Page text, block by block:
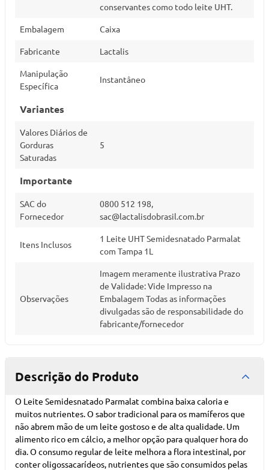
conservantes como todo leite UHT.
Embalagem Caixa
Fabricante Lactalis
Manipulação
Específica
Instantâneo
Variantes
Valores Diários de
Gorduras
Saturadas
5
Importante
SAC do
Fornecedor
0800 512 198,
sac@lactalisdobrasil.com.br
Itens Inclusos
1 Leite UHT Semidesnatado Parmalat
com Tampa 1L
Observações
Imagem meramente ilustrativa Prazo
de Validade: Vide Impresso na
Embalagem Todas as informações
divulgadas são de responsabilidade do
fabricante/fornecedor
Descrição do Produto
O Leite Semidesnatado Parmalat combina baixa caloria e
muitos nutrientes. O sabor tradicional para os mamíferos que
não abrem mão de um leite gostoso e de alta qualidade. Um
alimento rico em cálcio, a melhor opção para qualquer hora do
dia. O consumo regular de leite melhora a flora intestinal, por
conter oligossacarídeos, nutrientes que são consumidos pelas